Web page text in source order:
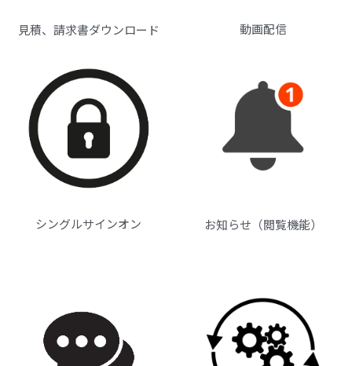
見積、請求書ダウンロード 動画配信
シングルサインオン お知らせ（閲覧機能）